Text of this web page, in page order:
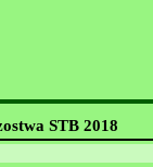
STB 2018